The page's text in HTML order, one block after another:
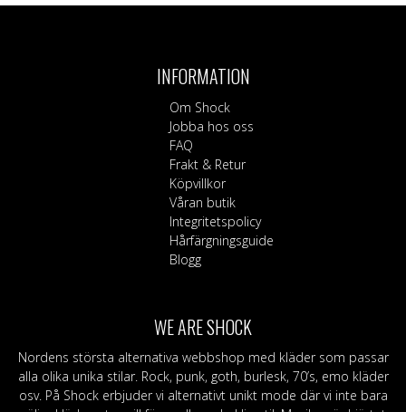
alternativen
produktsidan
INFORMATION
Om Shock
Jobba hos oss
FAQ
Frakt & Retur
Köpvillkor
Våran butik
Integritetspolicy
Hårfärgningsguide
Blogg
WE ARE SHOCK
Nordens största alternativa webbshop med kläder som passar
alla olika unika stilar. Rock, punk, goth, burlesk, 70’s, emo kläder
osv. På Shock erbjuder vi alternativt unikt mode där vi inte bara